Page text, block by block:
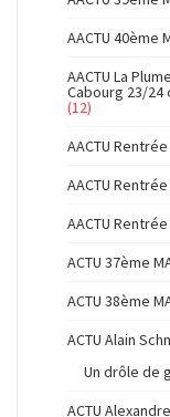
AACTU 40ème
AACTU La
Cabourg 23/24
(12)
AACTU
AACTU
AACTU
ACTU 37ème
ACTU 38ème
ACTU Alain
Un drôle de
ACTU